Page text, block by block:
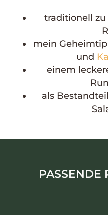
traditionell
mein
und
einem
als
PASSENDE